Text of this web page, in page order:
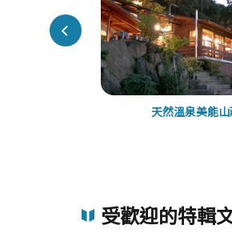
天然溫泉美能
受歡迎的特輯